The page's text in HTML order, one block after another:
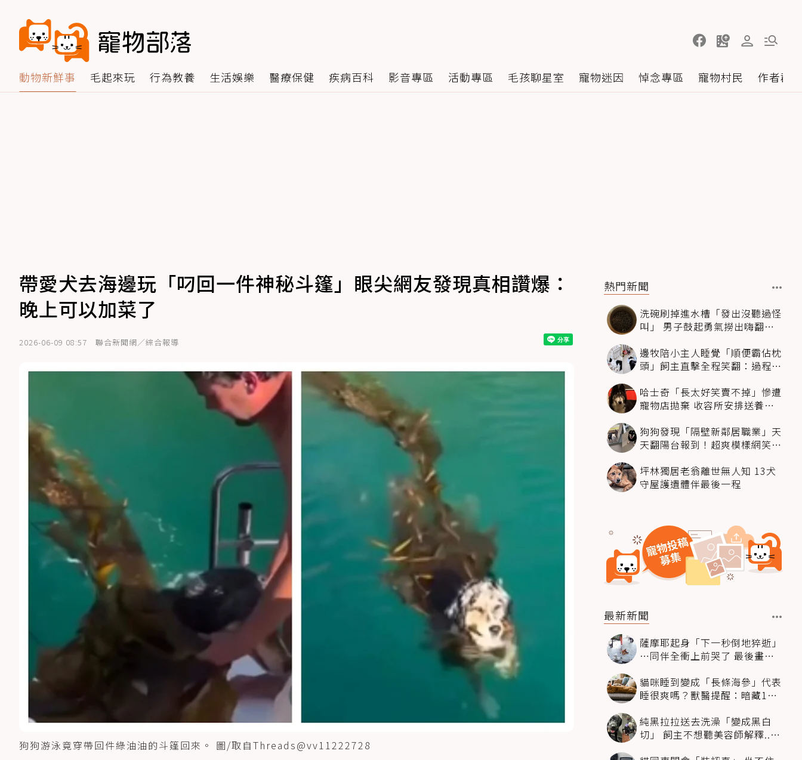
動物新鮮事 毛起來玩 行為教養 生活娛樂 醫療保健 疾病百科 影音專區 活動專區 毛孩聊星室 寵物迷因 悼念專區 寵物村民 作者群
帶愛犬去海邊玩「叼回一件神秘斗篷」眼尖網友發現真相讚爆：
晚上可以加菜了
2026-06-09 08:57 聯合新聞網／綜合報導
狗狗游泳竟穿帶回件綠油油的斗篷回來。 圖/取自Threads@vv11222728
熱門新聞
洗碗刷掉進水槽「發出沒聽過怪
叫」 男子鼓起勇氣撈出嗨翻：
邊牧陪小主人睡覺「順便霸佔枕
頭」飼主直擊全程笑翻：過程絲
哈士奇「長太好笑賣不掉」慘遭
寵物店拋棄 收容所安排送養活
狗狗發現「隔壁新鄰居職業」天
天翻陽台報到！超爽模樣網笑
坪林獨居老翁離世無人知 13犬
守屋護遺體伴最後一程
最新新聞
薩摩耶起身「下一秒倒地猝逝」
…同伴全衝上前哭了 最後畫面
貓咪睡到變成「長條海參」代表
睡很爽嗎？獸醫提醒：暗藏1種
純黑拉拉送去洗澡「變成黑白
切」 飼主不想聽美容師解釋..衝